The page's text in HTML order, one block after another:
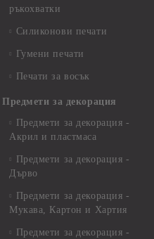
ръкохватки
Силиконови печати
Гумени печати
Печати за восък
Предмети за декорация
Предмети за декорация -
Акрил и пластмаса
Предмети за декорация -
Дърво
Предмети за декорация -
Мукава, Картон и Хартия
Предмети за декорация -